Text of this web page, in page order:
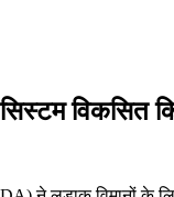
विकसित